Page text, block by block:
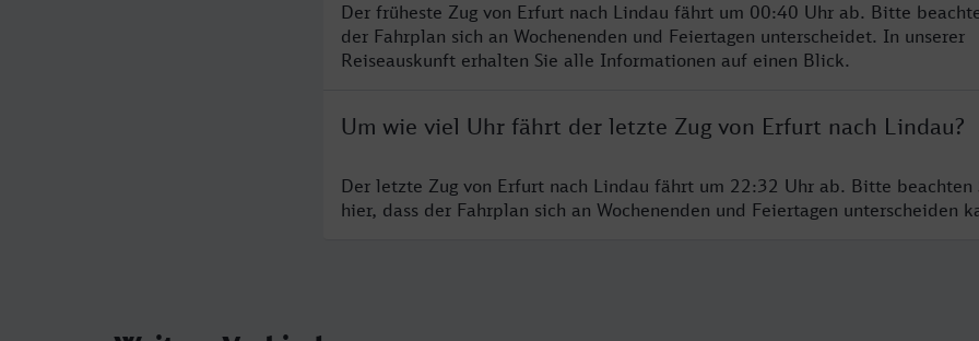
Der früheste Zug von Erfurt nach Lindau fährt um 00:40 Uhr ab. Bitte
der Fahrplan sich an Wochenenden und Feiertagen unterscheidet. In unserer
Reiseauskunft erhalten Sie alle Informationen auf einen Blick.
Um wie viel Uhr fährt der letzte Zug von Erfurt nach Lindau?
Der letzte Zug von Erfurt nach Lindau fährt um 22:32 Uhr ab. Bitte beachten
hier, dass der Fahrplan sich an Wochenenden und Feiertagen unterscheiden